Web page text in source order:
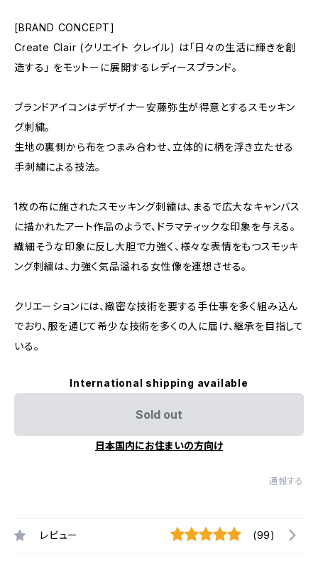
[BRAND CONCEPT]
Create Clair (クリエイト クレイル) は「日々の生活に輝きを創
造する」 をモットーに展開するレディースブランド。
ブランドアイコンはデザイナー安藤弥生が得意とするスモッキン
グ刺繍。
生地の裏側から布をつまみ合わせ、立体的に柄を浮き立たせる
手刺繍による技法。
1枚の布に施されたスモッキング刺繍は、まるで広大なキャンバス
に描かれたアート作品のようで、ドラマティックな印象を与える。
繊細そうな印象に反し大胆で力強く、様々な表情をもつスモッキ
ング刺繍は、力強く気品溢れる女性像を連想させる。
クリエーションには、緻密な技術を要する手仕事を多く組み込ん
でおり、服を通じて希少な技術を多くの人に届け、継承を目指して
いる。
International shipping available
Sold out
日本国内にお住まいの方向け
通報する
レビュー (99)